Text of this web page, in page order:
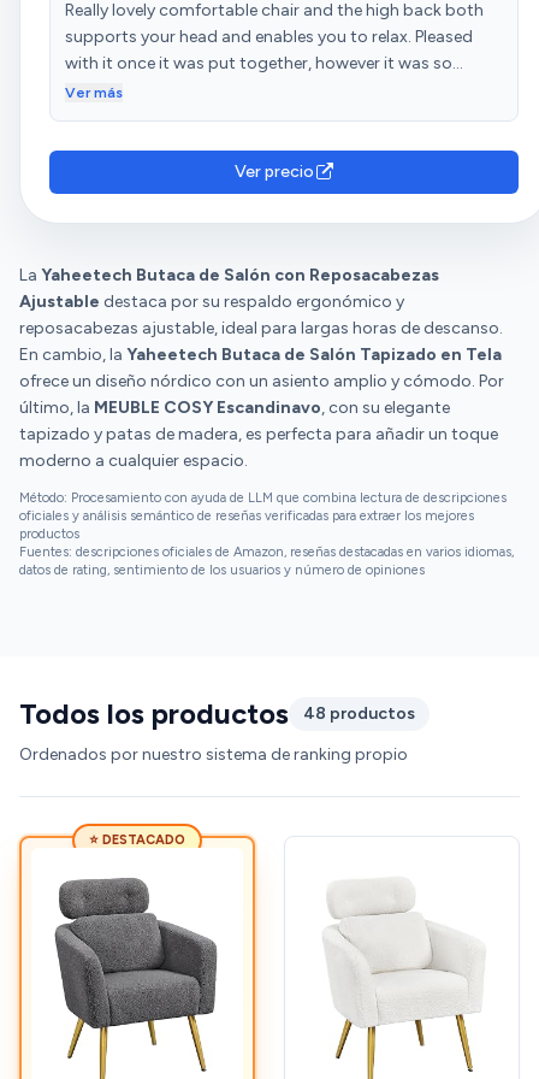
Really lovely comfortable chair and the high back both
supports your head and enables you to relax. Pleased
with it once it was put together, however it was so
difficult as nothing lined up and the padding made it
Ver más
Ver precio
La Yaheetech Butaca de Salón con Reposacabezas
Ajustable destaca por su respaldo ergonómico y
reposacabezas ajustable, ideal para largas horas de descanso.
En cambio, la Yaheetech Butaca de Salón Tapizado en Tela
ofrece un diseño nórdico con un asiento amplio y cómodo. Por
último, la MEUBLE COSY Escandinavo, con su elegante
tapizado y patas de madera, es perfecta para añadir un toque
moderno a cualquier espacio.
Método: Procesamiento con ayuda de LLM que combina lectura de descripciones
oficiales y análisis semántico de reseñas verificadas para extraer los mejores
productos
Fuentes: descripciones oficiales de Amazon, reseñas destacadas en varios idiomas,
datos de rating, sentimiento de los usuarios y número de opiniones
Todos los productos
48 productos
Ordenados por nuestro sistema de ranking propio
⭐ DESTACADO